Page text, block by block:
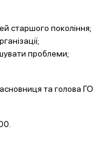
старшого покоління;
проблеми;
та голова ГО